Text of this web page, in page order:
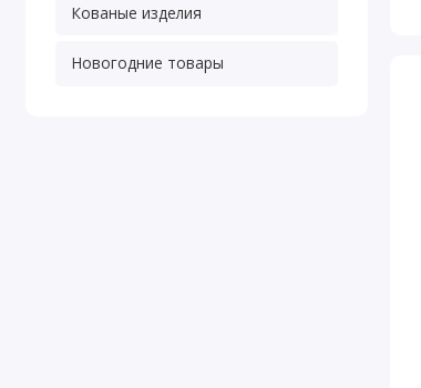
Кованые изделия
Новогодние товары